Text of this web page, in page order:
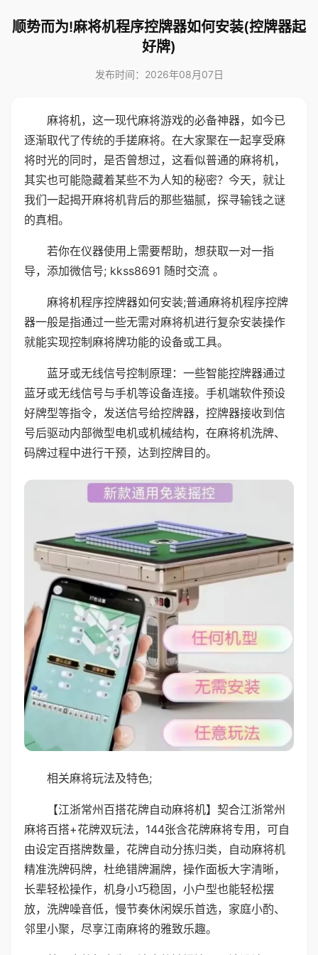
顺势而为!麻将机程序控牌器如何安装(控牌器起
好牌)
发布时间：2026年08月07日
麻将机，这一现代麻将游戏的必备神器，如今已
逐渐取代了传统的手搓麻将。在大家聚在一起享受麻
将时光的同时，是否曾想过，这看似普通的麻将机，
其实也可能隐藏着某些不为人知的秘密？今天，就让
我们一起揭开麻将机背后的那些猫腻，探寻输钱之谜
的真相。
若你在仪器使用上需要帮助，想获取一对一指
导，添加微信号; kkss8691 随时交流 。
麻将机程序控牌器如何安装;普通麻将机程序控牌
器一般是指通过一些无需对麻将机进行复杂安装操作
就能实现控制麻将牌功能的设备或工具。
蓝牙或无线信号控制原理：一些智能控牌器通过
蓝牙或无线信号与手机等设备连接。手机端软件预设
好牌型等指令，发送信号给控牌器，控牌器接收到信
号后驱动内部微型电机或机械结构，在麻将机洗牌、
码牌过程中进行干预，达到控牌目的。
相关麻将玩法及特色;
【江浙常州百搭花牌自动麻将机】契合江浙常州
麻将百搭+花牌双玩法，144张含花牌麻将专用，可自
由设定百搭牌数量，花牌自动分拣归类，自动麻将机
精准洗牌码牌，杜绝错牌漏牌，操作面板大字清晰，
长辈轻松操作，机身小巧稳固，小户型也能轻松摆
放，洗牌噪音低，慢节奏休闲娱乐首选，家庭小酌、
邻里小聚，尽享江南麻将的雅致乐趣。